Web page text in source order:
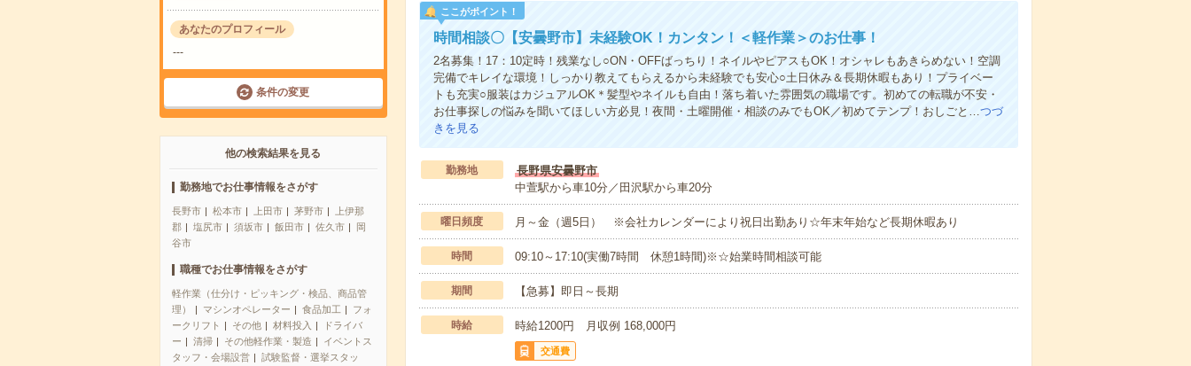
あなたのプロフィール
---
条件の変更
他の検索結果を見る
勤務地でお仕事情報をさがす
長野市 松本市 上田市 茅野市
上伊那
郡
塩尻市 須坂市 飯田市 佐久市
岡
谷市
職種でお仕事情報をさがす
軽作業（仕分け・ピッキング・検品、商品管
理）
マシンオペレーター 食品加工
フォ
ークリフト
その他 材料投入
ドライバ
ー
清掃 その他軽作業・製造
イベントス
タッフ・会場設営
試験監督・選挙スタッ
ここがポイント！
時間相談〇【安曇野市】未経験OK！カンタン！＜軽作業＞のお仕事！
2名募集！17：10定時！残業なし○ON・OFFばっちり！ネイルやピアスもOK！オシャレもあきらめない！空調
完備でキレイな環境！しっかり教えてもらえるから未経験でも安心○土日休み＆長期休暇もあり！プライベー
トも充実○服装はカジュアルOK＊髪型やネイルも自由！落ち着いた雰囲気の職場です。初めての転職が不安・
お仕事探しの悩みを聞いてほしい方必見！夜間・土曜開催・相談のみでもOK／初めてテンプ！おしごと…つづ
きを見る
勤務地
長野県安曇野市
中萱駅から車10分／田沢駅から車20分
曜日頻度 月～金（週5日） ※会社カレンダーにより祝日出勤あり☆年末年始など長期休暇あり
時間 09:10～17:10(実働7時間 休憩1時間)※☆始業時間相談可能
期間 【急募】即日～長期
時給 時給1200円 月収例 168,000円
交通費